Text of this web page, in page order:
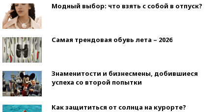
Модный выбор: что взять с собой в отпуск?
Самая трендовая обувь лета – 2026
Знаменитости и бизнесмены, добившиеся
успеха со второй попытки
Как защититься от солнца на курорте?